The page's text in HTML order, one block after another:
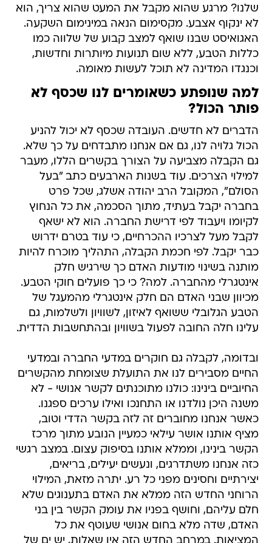
שלנו? מרגע שהוא מקבל את המעט שהוא צריך, הוא
לא ינקוף אצבע. מקסימום הנאה במינימום השקעה.
האגואיסט שבנו שואף למצב קבוע של שלווה כמו
כללות הטבע, ללא שום תנועות מיותרות וחדשות,
וכנגדו המדינה לא תוכל לעשות מאומה.
למה שנופתע כשאומרים לנו שכסף לא
פותר הכול?
הדברים לא חדשים. העובדה שכסף לא יכול להניע
הכול גלויה לנו, גם אם אנחנו מתבדחים על כך שלא.
גם הקבלה מצביעה על הצורך בקשרים הללו, מעבר
למילוי הצרכים. עוד בשנות הארבעים כתב "בעל
הסולם", המקובל הרב יהודה אשלג, שכל פרט
בחברה יקבל בעתיד, מתוך הסכמה, את כל הנחוץ
לקיומו ויעבוד לפי דרישת החברה. הוא לא ישאף
לקבל מעל לצרכיו ההכרחיים, כי עוד בטרם ידרוש
כבר יקבל. לפי חכמת הקבלה, התהליך מוכרח להיות
מותנה בשינוי מודעות האדם כך שירגיש חלק
אינטגרלי מהחברה. למה? כי כך פועלים חוקי הטבע.
מכיוון שבני האדם הם חלק אינטגרלי מהמעגל של
הטבע הגלובלי ששואף לאיזון, לשוויון ולשלמות, גם
עלינו חלה החובה לפעול בשוויון ובהתחשבות הדדית.
ובדומה, לקבלה גם חוקרים במדעי החברה ובמדעי
החיים מסבירים לנו את התועלת שצומחת מהקשרים
החיוביים בינינו: כולנו מתוכנתים לקשר אנושי - לא
משנה היכן נולדנו או התחנכו ואילו ערכים ספגנו.
כאשר אנחנו מחוברים זה לזה בקשר הדדי וטוב,
מציף אותנו אושר עילאי כמעיין הנובע מתוך מרכז
הקשר בינינו, וממלא אותנו בסיפוק עצום. במצב רגשי
כזה אנחנו משתדרגים, ונעשים יעילים, בריאים,
יצירתיים וחסינים מפני כל רע. יתרה מזאת, המילוי
הרוחני החדש הזה ממלא את האדם בתענוגים שלא
חלם עליהם, וחושף בפניו את עומק הקשר בין בני
האדם, שדה מלא בחום אנושי שעוטף את כל